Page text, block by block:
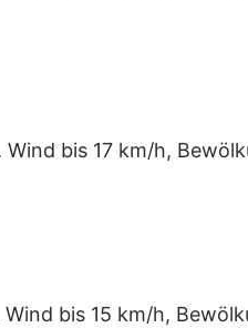
Wind bis 17 km/h,
bis 15 km/h,